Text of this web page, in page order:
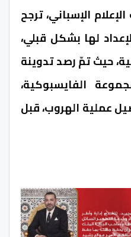
الإسباني، ترجح
لها بشكل قبلي،
حيث تمّ رصد تدوينة
الفايسبوكية،
عملية الهروب، قبل